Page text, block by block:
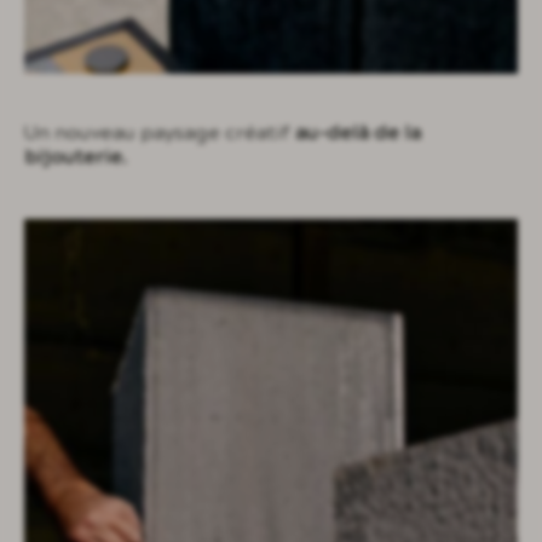
core tables
Un nouveau paysage créatif au-delà de la
bijouterie.